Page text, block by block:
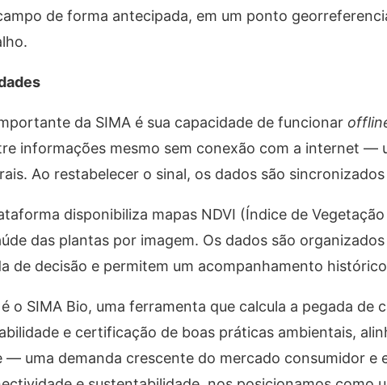
de forma antecipada, em um ponto
da SIMA é sua capacidade de funcionar
informações mesmo sem conexão com a internet —
Ao restabelecer o sinal, os dados são
disponibiliza mapas NDVI (Índice de
das plantas por imagem. Os dados são
de decisão e permitem um acompanhamento
o SIMA Bio, uma ferramenta que calcula a pegada de
e certificação de boas práticas ambientais,
— uma demanda crescente do mercado consumidor e